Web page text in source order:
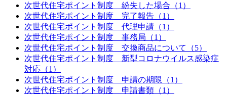
次世代住宅ポイント制度 紛失した場合（1）
次世代住宅ポイント制度 完了報告（1）
次世代住宅ポイント制度 代理申請（1）
次世代住宅ポイント制度 事務局（1）
次世代住宅ポイント制度 交換商品について（5）
次世代住宅ポイント制度 新型コロナウイルス感染症
対応（1）
次世代住宅ポイント制度 申請の期限（1）
次世代住宅ポイント制度 申請書類（1）